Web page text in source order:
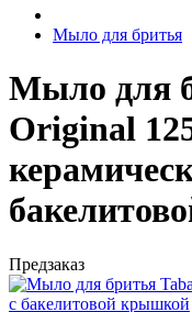
Мыло для бритья
Мыло для
Original
Предзаказ